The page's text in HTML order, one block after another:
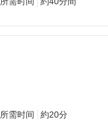
所需时间 約20分